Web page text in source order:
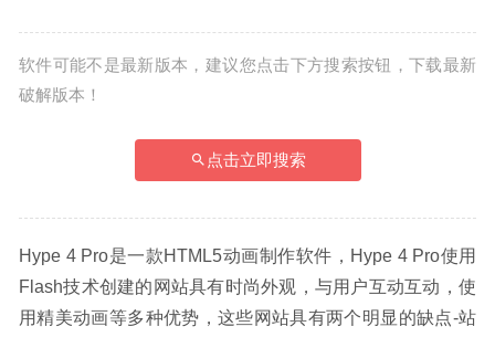
软件可能不是最新版本，建议您点击下方搜索按钮，下载最新
破解版本！
点击立即搜索
Hype 4 Pro是一款HTML5动画制作软件，Hype 4 Pro使用
Flash技术创建的网站具有时尚外观，与用户互动互动，使
用精美动画等多种优势，这些网站具有两个明显的缺点-站